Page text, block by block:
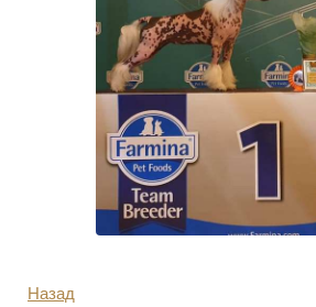
Назад